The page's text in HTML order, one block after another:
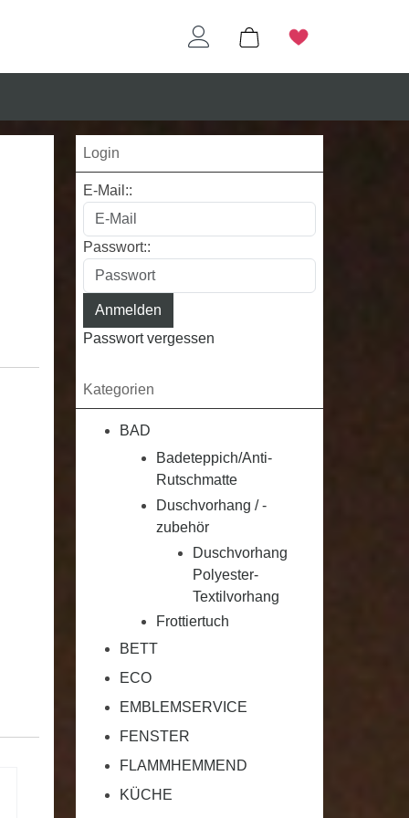
Login
E-Mail::
Passwort::
Passwort vergessen
Kategorien
BAD
Badeteppich/Anti-
Rutschmatte
Duschvorhang / -
zubehör
Duschvorhang
Polyester-
Textilvorhang
Frottiertuch
BETT
ECO
EMBLEMSERVICE
FENSTER
FLAMMHEMMEND
KÜCHE